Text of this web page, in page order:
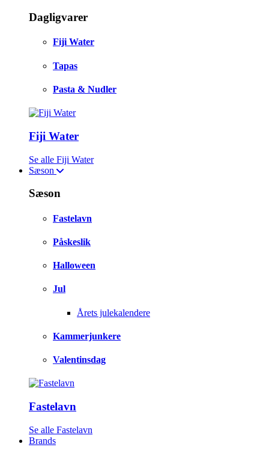
Dagligvarer
Fiji Water
Tapas
Pasta & Nudler
Fiji Water
Se alle Fiji Water
Sæson
Sæson
Fastelavn
Påskeslik
Halloween
Jul
Årets julekalendere
Kammerjunkere
Valentinsdag
Fastelavn
Se alle Fastelavn
Brands
LEVERINGSTID 1-3 HVERDAGE